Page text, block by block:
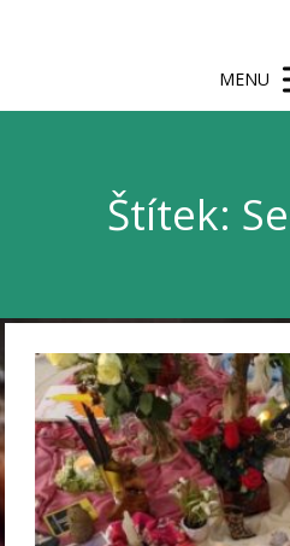
MENU
Štítek: